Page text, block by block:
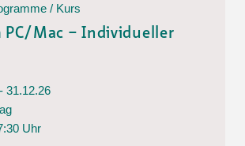
/ Kurs
PC/Mac – Individueller
31.12.26
Uhr